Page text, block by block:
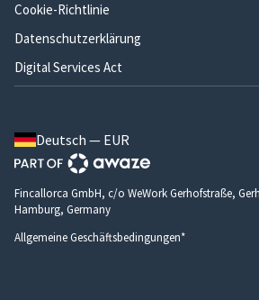
Cookie-Richtlinie
Datenschutzerklärung
Digital Services Act
Deutsch — EUR
Fincallorca GmbH, c/o WeWork Gerhofstraße,
Hamburg, Germany
Allgemeine Geschäftsbedingungen*